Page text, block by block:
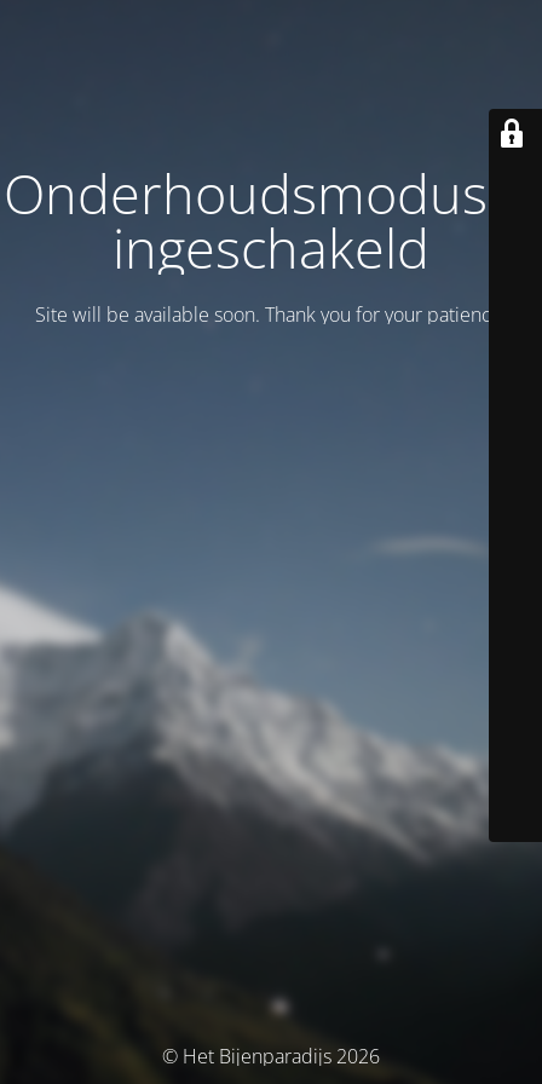
Onderhoudsmodus is
ingeschakeld
Site will be available soon. Thank you for your patience!
© Het Bijenparadijs 2026